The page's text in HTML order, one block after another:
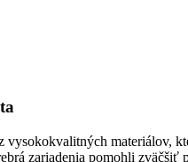
vysokokvalitných materiálov,
zariadenia pomohli zväčšiť